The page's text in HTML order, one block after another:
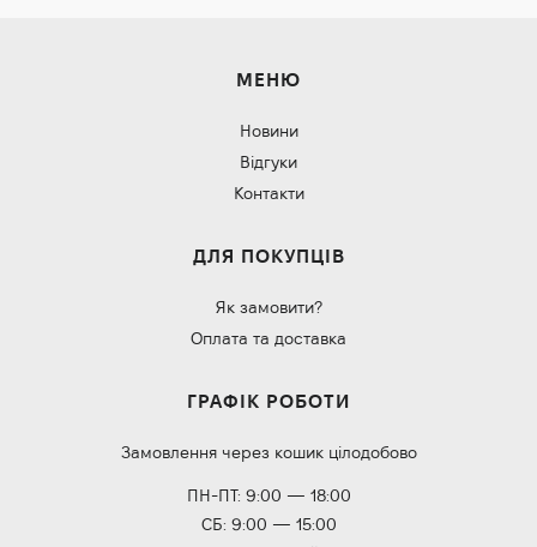
МЕНЮ
Новини
Відгуки
Контакти
ДЛЯ ПОКУПЦІВ
Як замовити?
Оплата та доставка
ГРАФІК РОБОТИ
Замовлення через кошик цілодобово
ПН-ПТ: 9:00 — 18:00
СБ: 9:00 — 15:00